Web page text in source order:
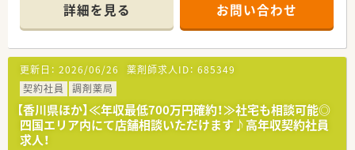
・・＊ こんな環境です ＊・・
■様々な職種の方が連携しながら業務を進めており、チームワー
ク重視の雰囲気があります。
■残業は少なく、メリハリをつけて働きたい方におすすめです！
・・＊ 業務内容 ＊・・
■企業内管理薬剤師
・営業所において、受発注及び営業支援業務(PC操作・電話対応等)
・体外診断薬・造影剤・内視鏡洗浄剤等の医薬品を一部取り扱って
詳細を見る お問い合わせ
更新日： 2026/06/26 薬剤師求人ID： 685349
契約社員
調剤薬局
【香川県ほか】≪年収最低700万円確約！≫社宅も相談可能◎
四国エリア内にて店舗相談いただけます♪高年収契約社員
求人！